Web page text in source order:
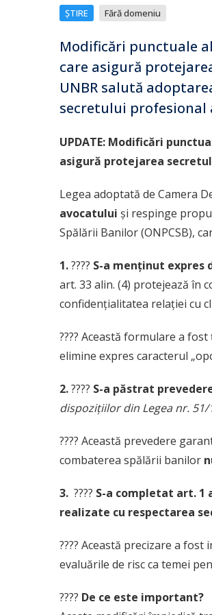
ȘTIRE Fără domeniu
Modificări punctuale
care asigură
UNBR salută
secretului profesional
UPDATE: Modificări
asigură protejarea
Legea adoptată de Camera
avocatului și respinge
Spălării Banilor (ONPCSB),
1.???? S-a menținut expres
art. 33 alin. (4) protejează în
confidențialitatea relației cu
???? Această formulare a
elimine expres caracterul
2.???? S-a păstrat
dispozițiilor din Legea nr.
???? Această prevedere
combaterea spălării banilor
3. ???? S-a completat art. 1
realizate cu respectarea
???? Această precizare a
evaluările de risc ca temei
???? De ce este important?